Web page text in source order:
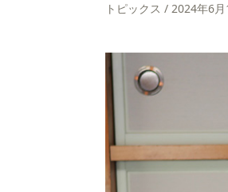
トピックス 2024年6月